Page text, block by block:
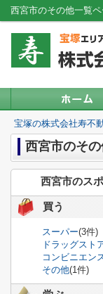
西宮市のその他一覧
宝塚の株式会社寿不
西宮市のそ
西宮市のス
買う
スーパー(3件)
ドラッグスト
コンビニエン
その他(1件)